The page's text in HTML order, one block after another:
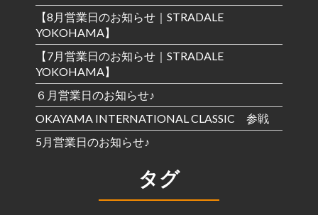
【8月営業日のお知らせ｜STRADALE
YOKOHAMA】
【7月営業日のお知らせ｜STRADALE
YOKOHAMA】
６月営業日のお知らせ♪
OKAYAMA INTERNATIONAL CLASSIC 参戦
5月営業日のお知らせ♪
タグ